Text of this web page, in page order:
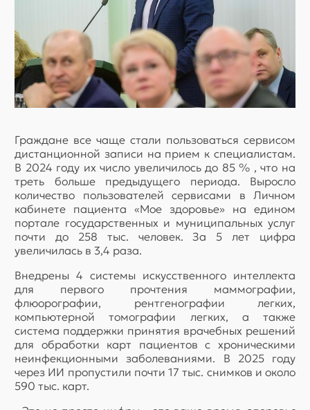
Граждане все чаще стали пользоваться сервисом
дистанционной записи на прием к специалистам.
В 2024 году их число увеличилось до 85 % , что на
треть больше предыдущего периода. Выросло
количество пользователей сервисами в Личном
кабинете пациента «Мое здоровье» на едином
портале государственных и муниципальных услуг
почти до 258 тыс. человек. За 5 лет цифра
увеличилась в 3,4 раза.
Внедрены 4 системы искусственного интеллекта
для первого прочтения маммографии,
флюорографии, рентгенографии легких,
компьютерной томографии легких, а также
система поддержки принятия врачебных решений
для обработки карт пациентов с хроническими
неинфекционными заболеваниями. В 2025 году
через ИИ пропустили почти 17 тыс. снимков и около
590 тыс. карт.